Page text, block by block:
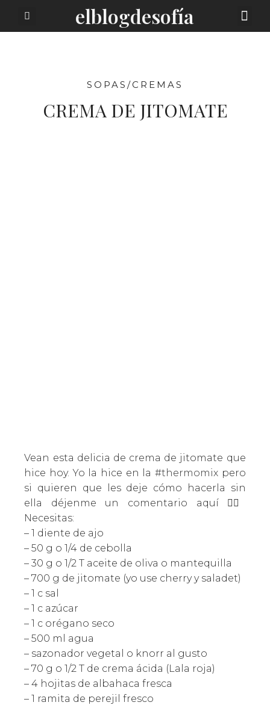
elblogdesofía
SOPAS/CREMAS
CREMA DE JITOMATE
Vean esta delicia de crema de jitomate que
hice hoy. Yo la hice en la #thermomixpero
si quieren que les deje cómo hacerla sin
ella déjenme un comentario aquí 👇🏼
Necesitas:
– 1 diente de ajo
– 50 g o 1/4 de cebolla
– 30 g o 1/2 T aceite de oliva o mantequilla
– 700 g de jitomate (yo use cherry y saladet)
– 1 c sal
– 1 c azúcar
– 1 c orégano seco
– 500 ml agua
– sazonador vegetal o knorr al gusto
– 70 g o 1/2 T de crema ácida (Lala roja)
– 4 hojitas de albahaca fresca
– 1 ramita de perejil fresco